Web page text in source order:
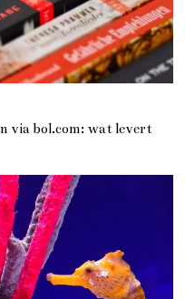
via bol.com: wat levert